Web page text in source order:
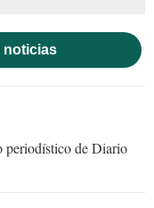
noticias
periodístico de Diario